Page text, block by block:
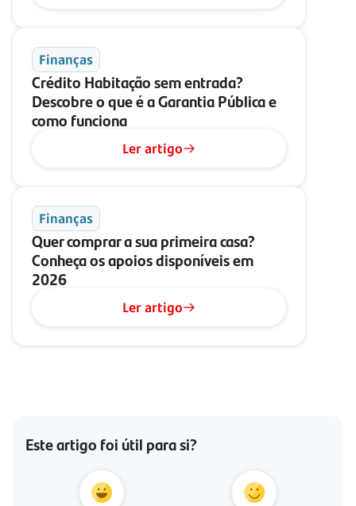
Finanças
Crédito Habitação sem entrada?
Descobre o que é a Garantia Pública e
como funciona
Ler artigo
Finanças
Quer comprar a sua primeira casa?
Conheça os apoios disponíveis em
2026
Ler artigo
Este artigo foi útil para si?